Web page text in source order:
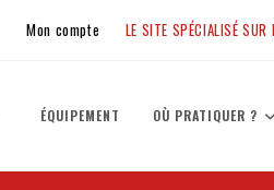
Mon compte LE SITE SPÉCIALISÉ SUR
ÉQUIPEMENT OÙ PRATIQUER ?